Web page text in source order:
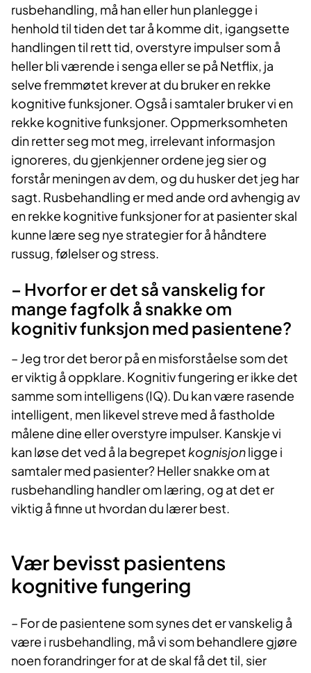
rusbehandling, må han eller hun planlegge i
henhold til tiden det tar å komme dit, igangsette
handlingen til rett tid, overstyre impulser som å
heller bli værende i senga eller se på Netflix, ja
selve fremmøtet krever at du bruker en rekke
kognitive funksjoner. Også i samtaler bruker vi en
rekke kognitive funksjoner. Oppmerksomheten
din retter seg mot meg, irrelevant informasjon
ignoreres, du gjenkjenner ordene jeg sier og
forstår meningen av dem, og du husker det jeg har
sagt. Rusbehandling er med ande ord avhengig av
en rekke kognitive funksjoner for at pasienter skal
kunne lære seg nye strategier for å håndtere
russug, følelser og stress.
– Hvorfor er det så vanskelig for
mange fagfolk å snakke om
kognitiv funksjon med pasientene?
– Jeg tror det beror på en misforståelse som det
er viktig å oppklare. Kognitiv fungering er ikke det
samme som intelligens (IQ). Du kan være rasende
intelligent, men likevel streve med å fastholde
målene dine eller overstyre impulser. Kanskje vi
kan løse det ved å la begrepet kognisjonligge i
samtaler med pasienter? Heller snakke om at
rusbehandling handler om læring, og at det er
viktig å finne ut hvordan du lærer best.
Vær bevisst pasientens
kognitive fungering
– For de pasientene som synes det er vanskelig å
være i rusbehandling, må vi som behandlere gjøre
noen forandringer for at de skal få det til, sier